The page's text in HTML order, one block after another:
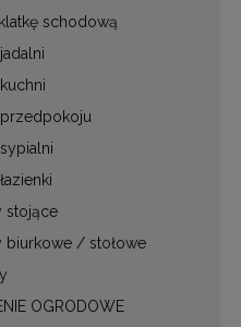
schodową
stojące
biurkowe / stołowe
OGRODOWE